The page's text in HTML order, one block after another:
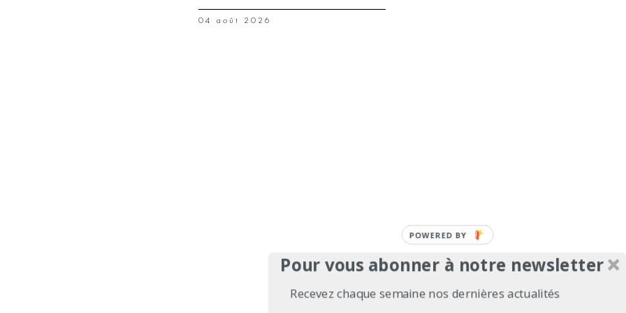
04 août 2026
Pour vous abonner à notre newsletter
Recevez chaque semaine nos dernières actualités
POWERED